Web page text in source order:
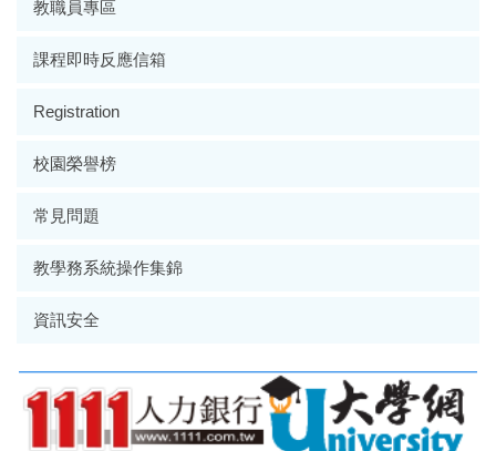
教職員專區
課程即時反應信箱
Registration
校園榮譽榜
常見問題
教學務系統操作集錦
資訊安全